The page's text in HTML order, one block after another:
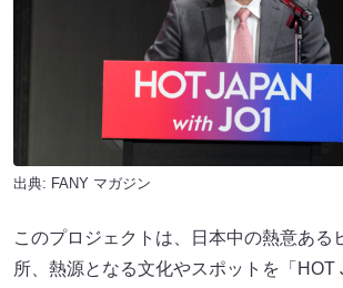
出典: FANY マガジン
このプロジェクトは、日本中の熱意ある
所、熱源となる文化やスポットを「HOT